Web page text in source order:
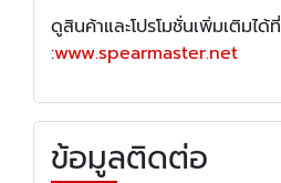
ดูสินค้าและโปรโมชั่นเพิ่มเติมได้ที่
:www.spearmaster.net
ข้อมูลติดต่อ